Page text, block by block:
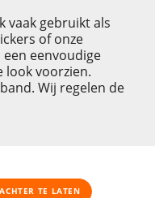
vaak gebruikt als
of onze
eenvoudige
look voorzien.
Wij regelen de
TE LATEN